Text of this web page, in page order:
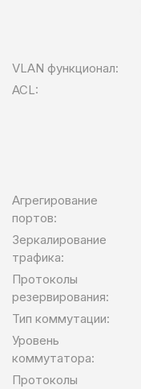
VLAN функционал:
ACL:
Агрегирование
портов:
Зеркалирование
трафика:
Протоколы
резервирования:
Тип коммутации:
Уровень
коммутатора:
Протоколы